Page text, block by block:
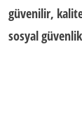
güvenilir,
sosyal